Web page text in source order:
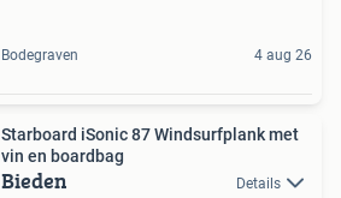
Bodegraven 4 aug 26
Starboard iSonic 87 Windsurfplank met
vin en boardbag
Bieden Details